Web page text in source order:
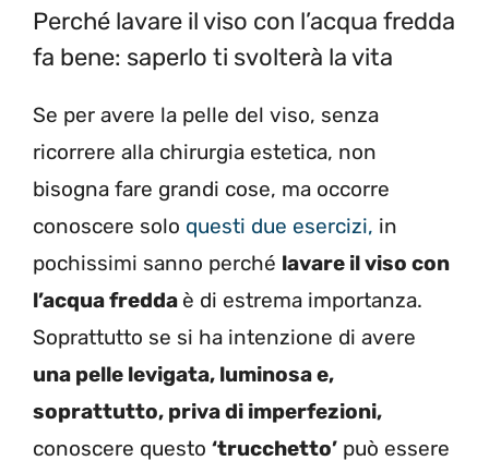
Perché lavare il viso con l’acqua fredda
fa bene: saperlo ti svolterà la vita
Se per avere la pelle del viso, senza
ricorrere alla chirurgia estetica, non
bisogna fare grandi cose, ma occorre
conoscere solo questi due esercizi, in
pochissimi sanno perché lavare il viso con
l’acqua fredda è di estrema importanza.
Soprattutto se si ha intenzione di avere
una pelle levigata, luminosa e,
soprattutto, priva di imperfezioni,
conoscere questo ‘trucchetto’ può essere